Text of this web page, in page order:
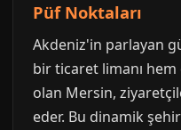
Püf Noktaları
Akdeniz'in parlayan
bir ticaret limanı
olan Mersin,
eder. Bu dinamik